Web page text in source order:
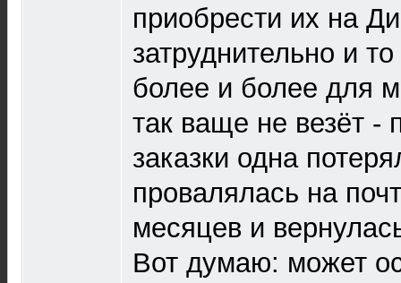
приобрести их на
затруднительно и
более и более для
так ваще не везёт -
заказки одна
провалялась на
месяцев и
Вот думаю: может